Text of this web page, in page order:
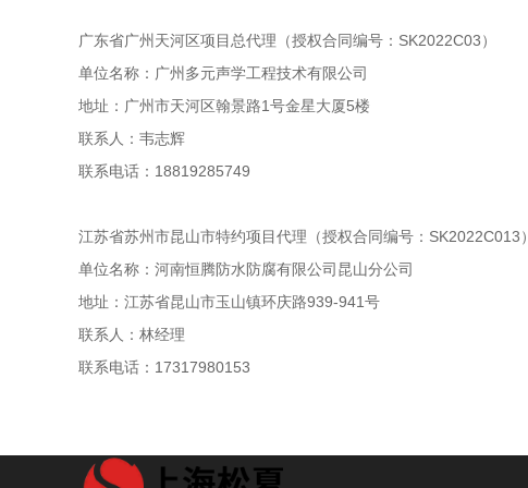
广东省广州天河区项目总代理（授权合同编号：SK2022C03）
单位名称：广州多元声学工程技术有限公司
地址：广州市天河区翰景路1号金星大厦5楼
联系人：韦志辉
联系电话：18819285749
江苏省苏州市昆山市特约项目代理（授权合同编号：SK2022C013）
单位名称：河南恒腾防水防腐有限公司昆山分公司
地址：江苏省昆山市玉山镇环庆路939-941号
联系人：林经理
联系电话：17317980153